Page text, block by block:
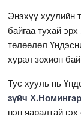
Энэхүү хуулийн
байгаа тухай
төлөөлөл
хурал зохион
Тус хууль нь
зүйч
нэн яаралтай